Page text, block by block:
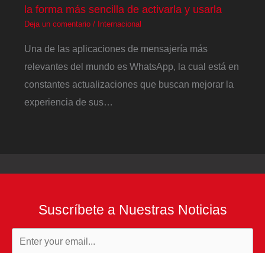
la forma más sencilla de activarla y usarla
Deja un comentario / Internacional
Una de las aplicaciones de mensajería más
relevantes del mundo es WhatsApp, la cual está en
constantes actualizaciones que buscan mejorar la
experiencia de sus…
Suscríbete a Nuestras Noticias